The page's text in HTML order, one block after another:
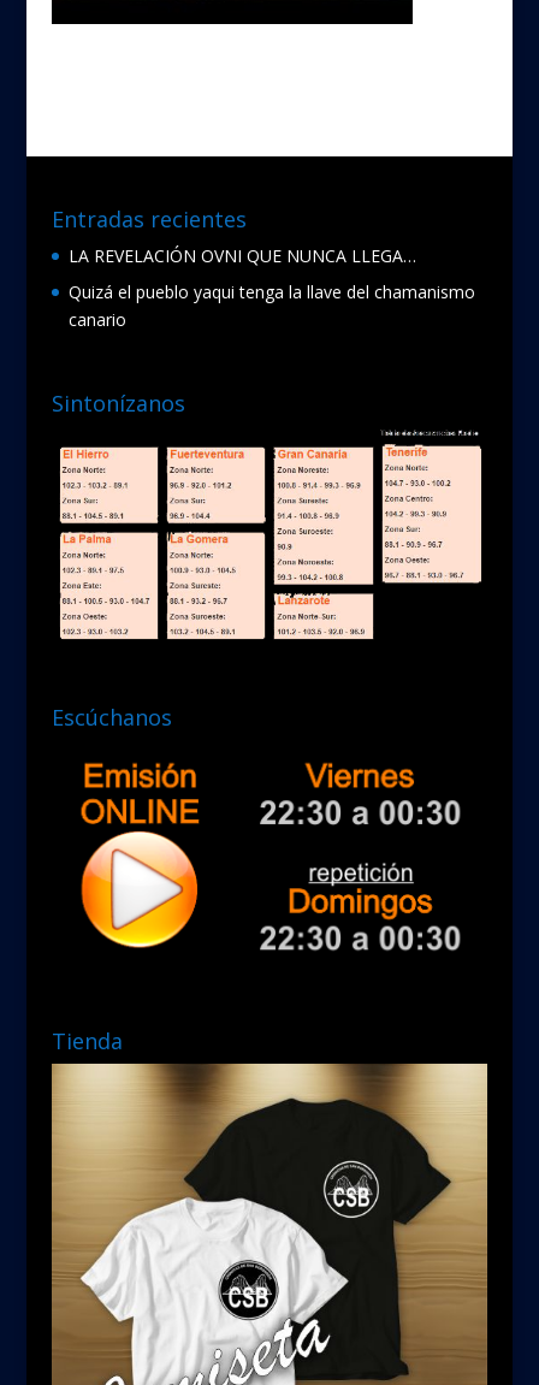
Entradas recientes
LA REVELACIÓN OVNI QUE NUNCA LLEGA…
Quizá el pueblo yaqui tenga la llave del chamanismo
canario
Sintonízanos
Escúchanos
Tienda